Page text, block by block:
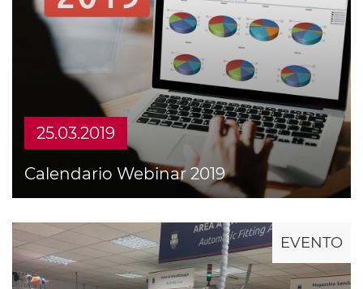
25.03.2019
Calendario Webinar 2019
EVENTO